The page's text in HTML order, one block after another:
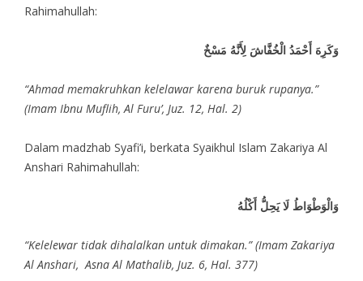
Rahimahullah:
وَكَرِهَ أَحْمَدُ الْخُفَّاشَ لِأَنَّهُ مَسْخٌ
“Ahmad memakruhkan kelelawar karena buruk rupanya.”
(Imam Ibnu Muflih, Al Furu’, Juz. 12, Hal. 2)
Dalam madzhab Syafi’i, berkata Syaikhul Islam Zakariya Al
Anshari Rahimahullah:
وَالْوَطْوَاطُ لَا يَحِلُّ أَكْلُهُ
“Kelelewar tidak dihalalkan untuk dimakan.” (Imam Zakariya
Al Anshari, Asna Al Mathalib, Juz. 6, Hal. 377)